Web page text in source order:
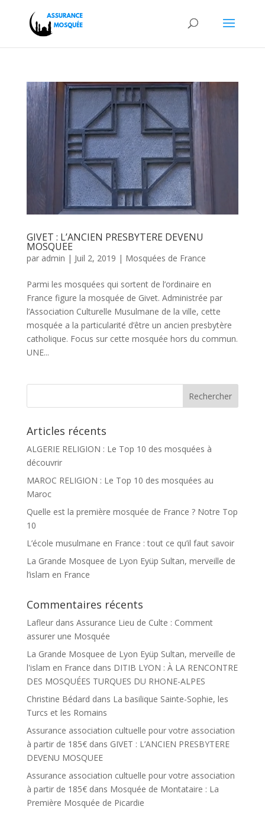
GIVET : L’ANCIEN PRESBYTERE DEVENU
MOSQUEE
par admin | Juil 2, 2019 | Mosquées de France
Parmi les mosquées qui sortent de l’ordinaire en
France figure la mosquée de Givet. Administrée par
l’Association Culturelle Musulmane de la ville, cette
mosquée a la particularité d’être un ancien presbytère
catholique. Focus sur cette mosquée hors du commun.
UNE...
Articles récents
ALGERIE RELIGION : Le Top 10 des mosquées à
découvrir
MAROC RELIGION : Le Top 10 des mosquées au
Maroc
Quelle est la première mosquée de France ? Notre Top
10
L’école musulmane en France : tout ce qu’il faut savoir
La Grande Mosquee de Lyon Eyüp Sultan, merveille de
l’islam en France
Commentaires récents
Lafleurdans Assurance Lieu de Culte : Comment
assurer une Mosquée
La Grande Mosquee de Lyon Eyüp Sultan, merveille de
l'islam en France dans DITIB LYON : À LA RENCONTRE
DES MOSQUÉES TURQUES DU RHONE-ALPES
Christine Bédard dans La basilique Sainte-Sophie, les
Turcs et les Romains
Assurance association cultuelle pour votre association
à partir de 185€dans GIVET : L’ANCIEN PRESBYTERE
DEVENU MOSQUEE
Assurance association cultuelle pour votre association
à partir de 185€dans Mosquée de Montataire : La
Première Mosquée de Picardie